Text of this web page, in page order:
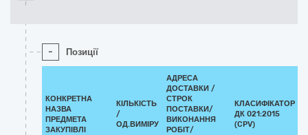
- Позиції
КОНКРЕТНА
НАЗВА
ПРЕДМЕТА
ЗАКУПІВЛІ
КІЛЬКІСТЬ
/
ОД.ВИМІРУ
АДРЕСА
ДОСТАВКИ /
СТРОК
ПОСТАВКИ/
ВИКОНАННЯ
РОБІТ/
КЛАСИФІКАТОР
ДК 021:2015
(CPV)